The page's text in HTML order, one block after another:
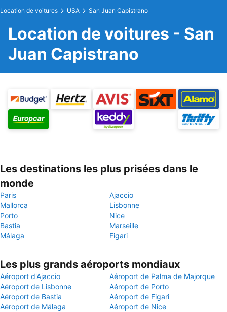
Location de voitures USA San Juan Capistrano
Location de voitures - San
Juan Capistrano
Les destinations les plus prisées dans le
monde
Paris
Ajaccio
Mallorca
Lisbonne
Porto
Nice
Bastia
Marseille
Málaga
Figari
Les plus grands aéroports mondiaux
Aéroport d'Ajaccio
Aéroport de Palma de Majorque
Aéroport de Lisbonne
Aéroport de Porto
Aéroport de Bastia
Aéroport de Figari
Aéroport de Málaga
Aéroport de Nice